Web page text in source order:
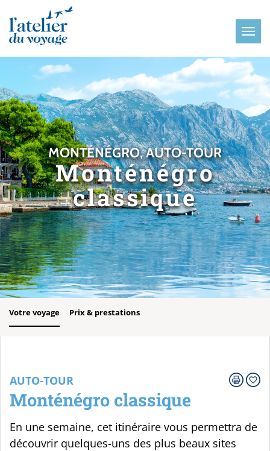
MONTÉNÉGRO, AUTO-TOUR
Monténégro
classique
Votre voyage Prix & prestations
AUTO-TOUR
Monténégro classique
En une semaine, cet itinéraire vous permettra de
découvrir quelques-uns des plus beaux sites
Panneau de gestion des cookies